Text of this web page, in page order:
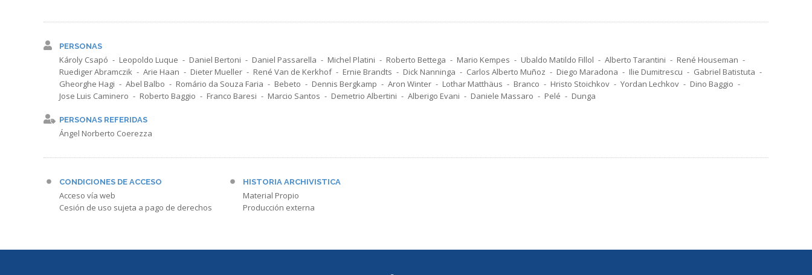
PERSONAS
Károly Csapó Leopoldo Luque Daniel Bertoni Daniel Passarella Michel Platini Roberto Bettega Mario Kempes Ubaldo Matildo Fillol Alberto Tarantini
René Houseman
Ruediger Abramczik
Arie Haan Dieter Mueller René Van de Kerkhof Ernie Brandts Dick Nanninga Carlos Alberto Muñoz Diego Maradona Ilie Dumitrescu
Gabriel Batistuta
Gheorghe Hagi
Abel Balbo Romário da Souza Faria Bebeto Dennis Bergkamp Aron Winter Lothar Matthäus Branco Hristo Stoichkov Yordan Lechkov
Dino Baggio
Jose Luis Caminero
Roberto Baggio Franco Baresi Marcio Santos Demetrio Albertini Alberigo Evani Daniele Massaro Pelé Dunga
PERSONAS REFERIDAS
Ángel Norberto Coerezza
CONDICIONES DE ACCESO
Acceso vía web
Cesión de uso sujeta a pago de derechos
HISTORIA ARCHIVISTICA
Material Propio
Producción externa